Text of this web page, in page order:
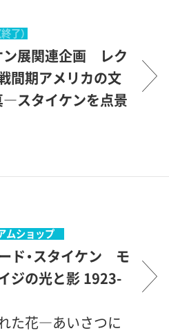
終了）
ン展関連企画 レク
間期アメリカの文
―スタイケンを点景
ムショップ
ード・スタイケン モ
ジの光と影 1923-
れた花―あいさつに